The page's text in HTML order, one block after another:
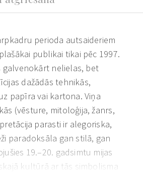
perioda autsaideriem
publikai tikai pēc 1997.
galvenokārt nelielas, bet
dažādās tehnikās,
papīra vai kartona. Viņa
(vēsture, mitoloģija, žanrs,
parasti ir alegoriska,
paradoksāla gan stilā, gan
19.–20. gadsimtu mijas
kultūrā ar tās simbolisma